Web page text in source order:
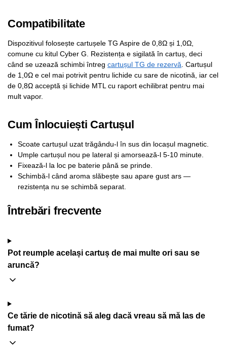
Compatibilitate
Dispozitivul folosește cartușele TG Aspire de 0,8Ω și 1,0Ω,
comune cu kitul Cyber G. Rezistența e sigilată în cartuș, deci
când se uzează schimbi întreg cartușul TG de rezervă . Cartușul
de 1,0Ω e cel mai potrivit pentru lichide cu sare de nicotină, iar cel
de 0,8Ω acceptă și lichide MTL cu raport echilibrat pentru mai
mult vapor.
Cum Înlocuiești Cartușul
Scoate cartușul uzat trăgându-l în sus din locașul magnetic.
Umple cartușul nou pe lateral și amorsează-l 5-10 minute.
Fixează-l la loc pe baterie până se prinde.
Schimbă-l când aroma slăbește sau apare gust ars —
rezistența nu se schimbă separat.
Întrebări frecvente
Pot reumple același cartuș de mai multe ori sau se
aruncă?
Ce tărie de nicotină să aleg dacă vreau să mă las de
fumat?